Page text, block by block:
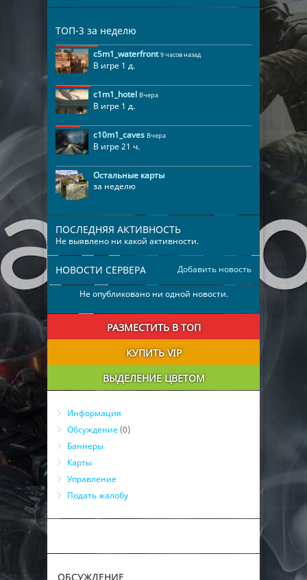
ТОП-3 за неделю
c5m1_waterfront 9 часов назад
В игре 1 д.
c1m1_hotel Вчера
В игре 1 д.
c10m1_caves Вчера
В игре 21 ч.
Остальные карты
за неделю
ПОСЛЕДНЯЯ АКТИВНОСТЬ
Не выявлено ни какой активности.
Добавить новость
НОВОСТИ СЕРВЕРА
Не опубликовано ни одной новости.
РАЗМЕСТИТЬ В ТОП
КУПИТЬ VIP
ВЫДЕЛЕНИЕ ЦВЕТОМ
Информация
Обсуждение (0)
Баннеры
Карты
Управление
Подать жалобу
ОБСУЖДЕНИЕ